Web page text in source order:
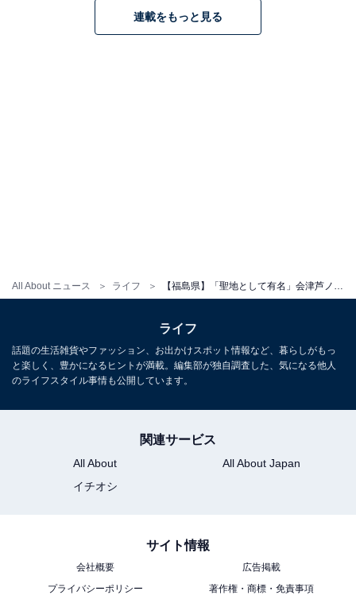
All About ニュース ライフ
この記事の執筆者： All About ニュース編集
部
連載をもっと見る
ライフ
話題の生活雑貨やファッション、お出かけスポット情報など、暮らしがもっ
と楽しく、豊かになるヒントが満載。編集部が独自調査した、気になる他人
のライフスタイル事情も公開しています。
関連サービス
All About
All About Japan
イチオシ
サイト情報
会社概要
広告掲載
プライバシーポリシー
著作権・商標・免責事項